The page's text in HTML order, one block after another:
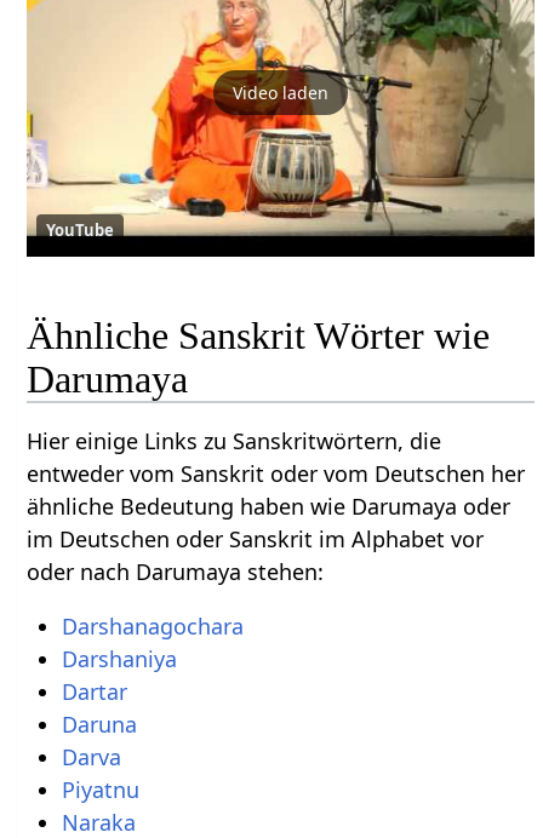
Video laden
YouTube
Ähnliche Sanskrit Wörter wie
Darumaya
Hier einige Links zu Sanskritwörtern, die
entweder vom Sanskrit oder vom Deutschen her
ähnliche Bedeutung haben wie Darumaya oder
im Deutschen oder Sanskrit im Alphabet vor
oder nach Darumaya stehen:
Darshanagochara
Darshaniya
Dartar
Daruna
Darva
Piyatnu
Naraka